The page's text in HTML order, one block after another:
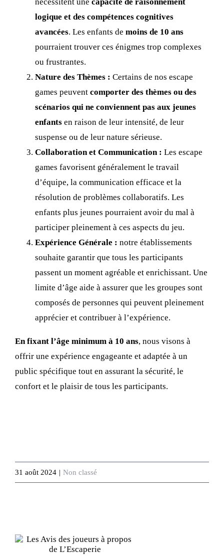
logique et des compétences cognitives
avancées. Les enfants de moins de 10 ans
pourraient trouver ces énigmes trop complexes
ou frustrantes.
Nature des Thèmes : Certains de nos escape
games peuvent comporter des thèmes ou des
scénarios qui ne conviennent pas aux jeunes
enfants en raison de leur intensité, de leur
suspense ou de leur nature sérieuse.
Collaboration et Communication : Les escape
games favorisent généralement le travail
d’équipe, la communication efficace et la
résolution de problèmes collaboratifs. Les
enfants plus jeunes pourraient avoir du mal à
participer pleinement à ces aspects du jeu.
Expérience Générale : notre établissements
souhaite garantir que tous les participants
passent un moment agréable et enrichissant. Une
limite d’âge aide à assurer que les groupes sont
composés de personnes qui peuvent pleinement
apprécier et contribuer à l’expérience.
En fixant l’âge minimum à 10 ans, nous visons à
offrir une expérience engageante et adaptée à un
public spécifique tout en assurant la sécurité, le
confort et le plaisir de tous les participants.
31 août 2024 | Non classé